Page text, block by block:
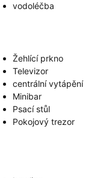
vodoléčba
Žehlící prkno
Televizor
centrální vytápění
Minibar
Psací stůl
Pokojový trezor